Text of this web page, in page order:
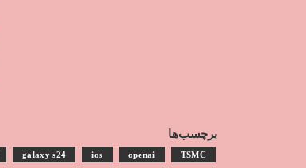
برچسب‌ها
galaxy s24 ios openai TSMC